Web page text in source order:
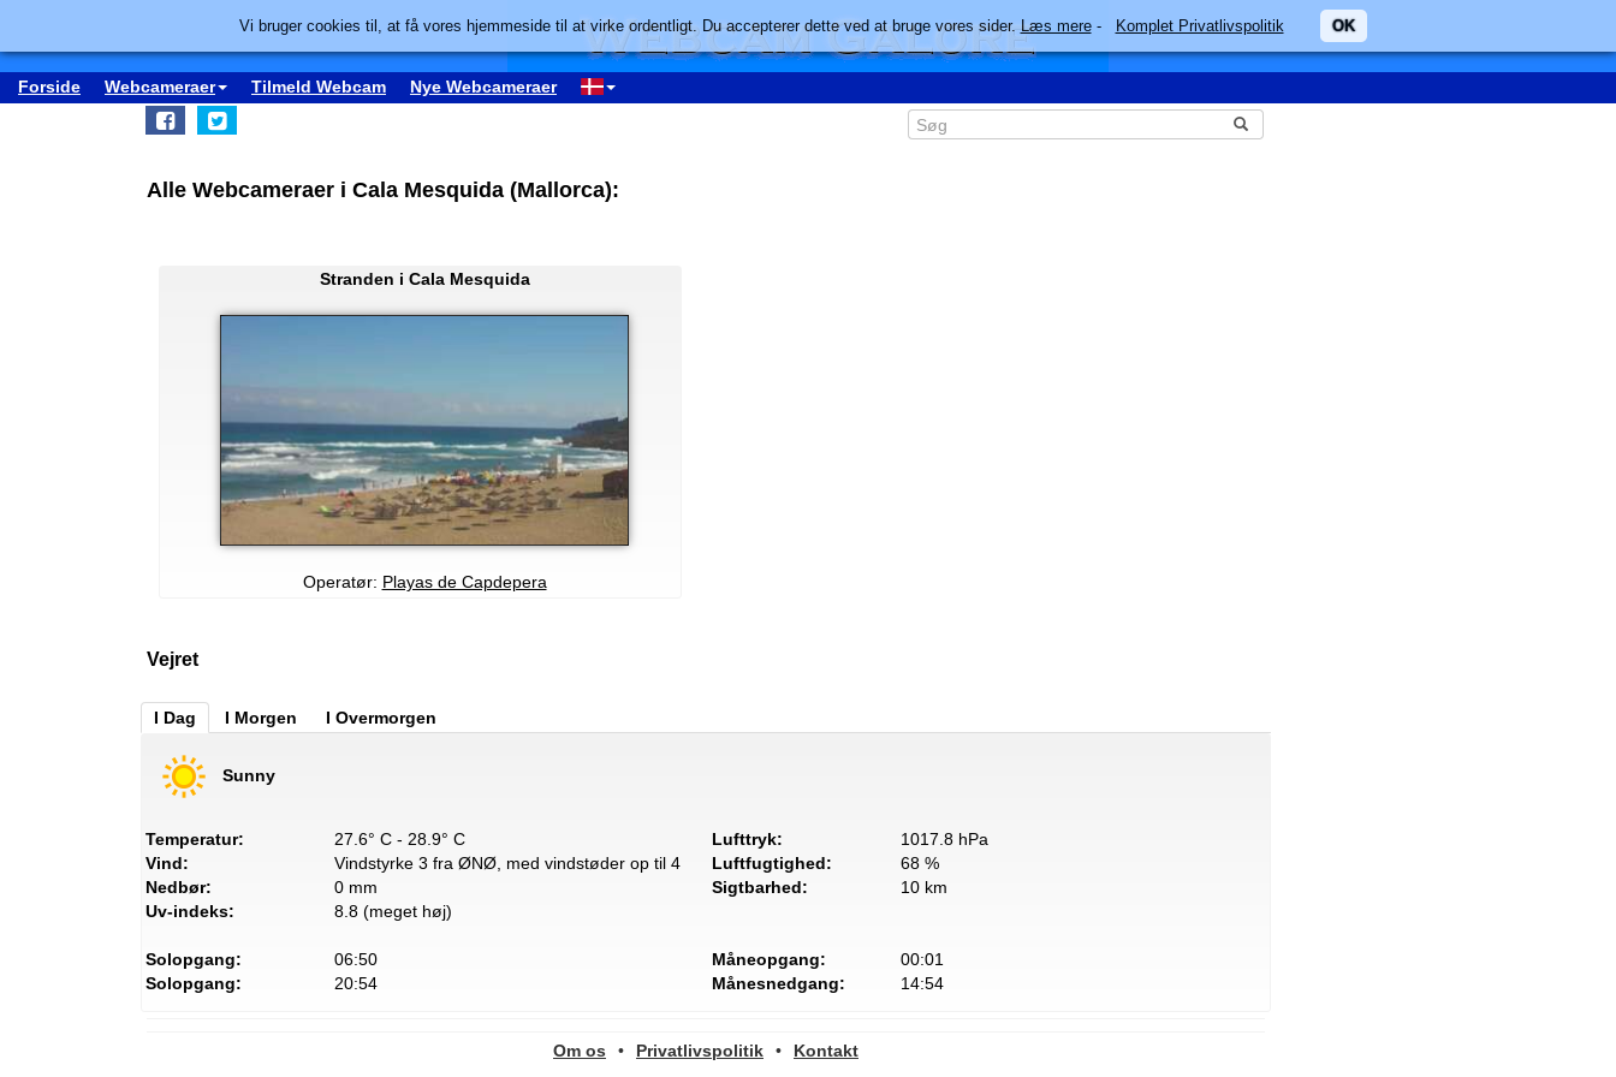
Forside Webcameraer Tilmeld Webcam Nye Webcameraer
Alle Webcameraer i Cala Mesquida (Mallorca):
Stranden i Cala Mesquida
Operatør: Playas de Capdepera
Vejret
I Dag I Morgen I Overmorgen
Sunny
Temperatur:
27.6° C - 28.9° C
Vind:
Vindstyrke 3 fra ØNØ, med vindstøder op til 4
Nedbør:
0 mm
Uv-indeks:
8.8 (meget høj)
Lufttryk:
1017.8 hPa
Luftfugtighed:
68 %
Sigtbarhed:
10 km
Solopgang:
06:50
Solopgang:
20:54
Måneopgang:
00:01
Månesnedgang:
14:54
Om os • Privatlivspolitik •
Kontakt
Vi bruger cookies til, at få vores hjemmeside til at virke ordentligt. Du accepterer dette ved at bruge vores sider.Læs mere- Komplet Privatlivspolitik OK